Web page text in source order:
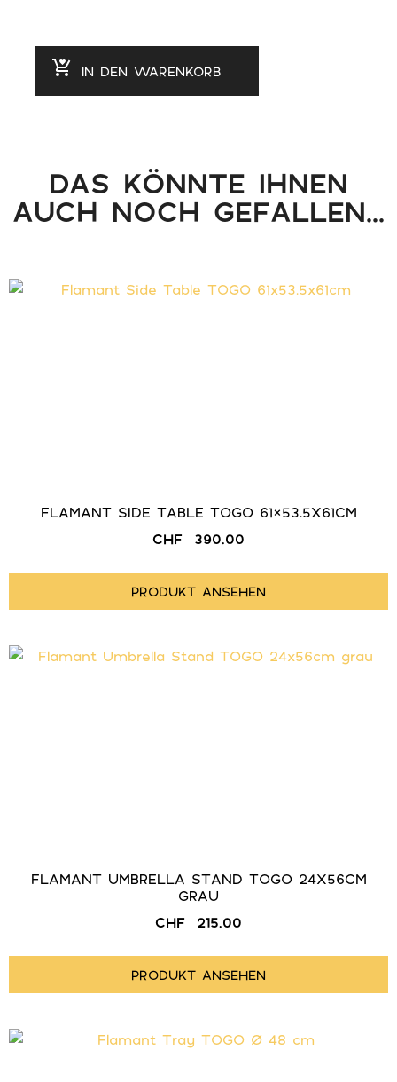
IN DEN WARENKORB
DAS KÖNNTE IHNEN
AUCH NOCH GEFALLEN...
FLAMANT SIDE TABLE TOGO 61×53.5X61CM
CHF
390.00
PRODUKT ANSEHEN
FLAMANT UMBRELLA STAND TOGO 24X56CM
GRAU
CHF
215.00
PRODUKT ANSEHEN